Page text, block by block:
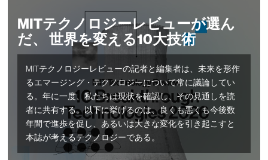
MITテクノロジーレビューが選ん
だ、 世界を変える10大技術
MITテクノロジーレビューの記者と編集者は、未来を形作
るエマージング・テクノロジーについて常に議論してい
る。年に一度、私たちは現状を確認し、その見通しを読
者に共有する。以下に挙げるのは、良くも悪くも今後数
年間で進歩を促し、あるいは大きな変化を引き起こすと
本誌が考えるテクノロジーである。